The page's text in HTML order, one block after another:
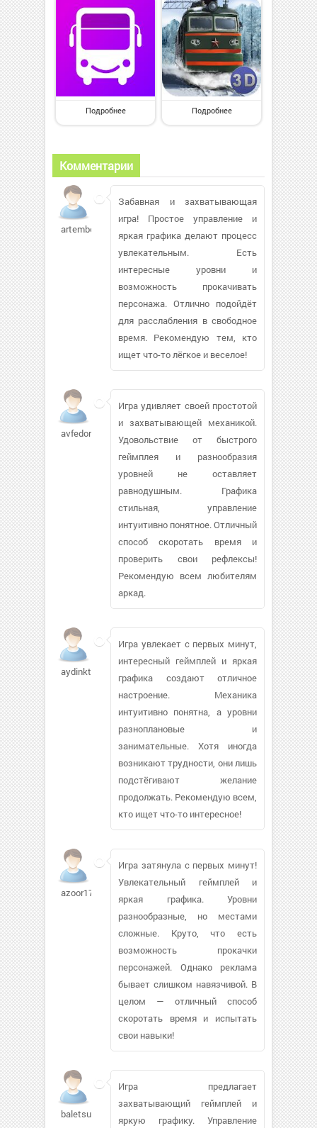
Подробнее Подробнее
Комментарии
artembovin681
Забавная и захватывающая
игра! Простое управление и
яркая графика делают процесс
увлекательным. Есть
интересные уровни и
возможность прокачивать
персонажа. Отлично подойдёт
для расслабления в свободное
время. Рекомендую тем, кто
ищет что-то лёгкое и веселое!
avfedorov586
Игра удивляет своей простотой
и захватывающей механикой.
Удовольствие от быстрого
геймплея и разнообразия
уровней не оставляет
равнодушным. Графика
стильная, управление
интуитивно понятное. Отличный
способ скоротать время и
проверить свои рефлексы!
Рекомендую всем любителям
аркад.
aydinkt88021
Игра увлекает с первых минут,
интересный геймплей и яркая
графика создают отличное
настроение. Механика
интуитивно понятна, а уровни
разноплановые и
занимательные. Хотя иногда
возникают трудности, они лишь
подстёгивают желание
продолжать. Рекомендую всем,
кто ищет что-то интересное!
azoor172
Игра затянула с первых минут!
Увлекательный геймплей и
яркая графика. Уровни
разнообразные, но местами
сложные. Круто, что есть
возможность прокачки
персонажей. Однако реклама
бывает слишком навязчивой. В
целом — отличный способ
скоротать время и испытать
свои навыки!
baletsuka
Игра предлагает
захватывающий геймплей и
яркую графику. Управление